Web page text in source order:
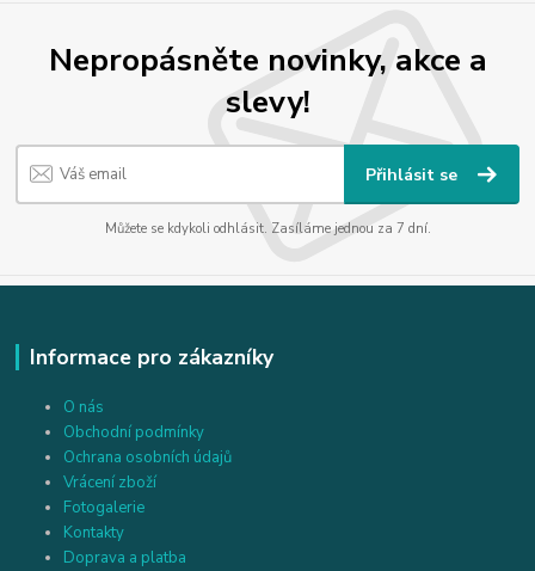
Nepropásněte novinky, akce a
slevy!
Přihlásit se
Můžete se kdykoli odhlásit. Zasíláme jednou za 7 dní.
Informace pro zákazníky
O nás
Obchodní podmínky
Ochrana osobních údajů
Vrácení zboží
Fotogalerie
Kontakty
Doprava a platba